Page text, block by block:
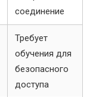
соединение
Требует
обучения для
безопасного
доступа